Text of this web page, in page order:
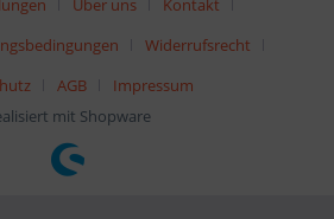
Über uns
Kontakt
Widerrufsrecht
AGB
Impressum
mit Shopware